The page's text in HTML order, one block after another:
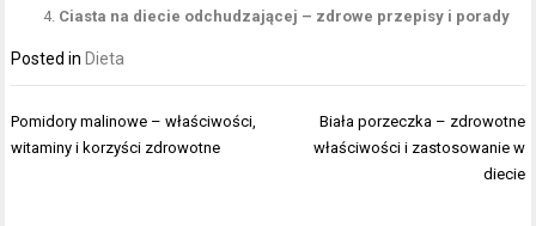
Ciasta na diecie odchudzającej – zdrowe przepisy i porady
Posted in Dieta
Nawigacja
wpisu
Pomidory malinowe – właściwości,
witaminy i korzyści zdrowotne
Biała porzeczka – zdrowotne
właściwości i zastosowanie w
diecie